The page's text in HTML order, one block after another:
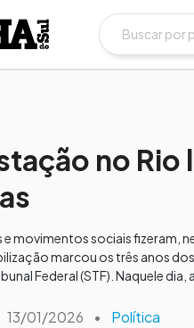
no Rio
e movimentos sociais fizeram,
marcou os três anos
Federal (STF). Naquele
13/01/2026 • Política